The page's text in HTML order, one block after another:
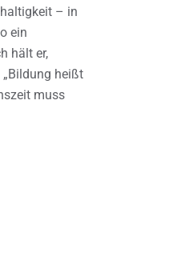
– in
ein
hält er,
heißt
muss